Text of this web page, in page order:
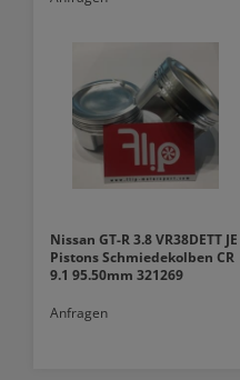
Nissan GT-R 3.8 VR38DETT JE
Pistons Schmiedekolben CR
9.1 95.50mm 321269
Anfragen